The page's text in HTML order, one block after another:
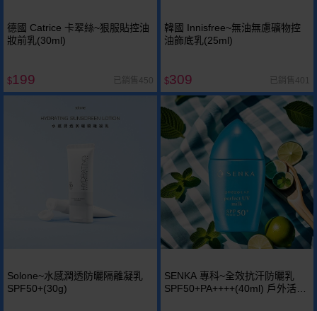
德國 Catrice 卡翠絲~狠服貼控油
妝前乳(30ml)
$199 已銷售450
韓國 Innisfree~無油無慮礦物控
油飾底乳(25ml)
$309 已銷售401
Solone~水感潤透防曬隔離凝乳
SPF50+(30g)
SENKA 專科~全效抗汗防曬乳
SPF50+PA++++(40ml) 戶外活動